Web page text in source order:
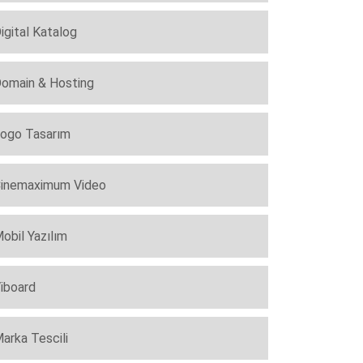
Katalog
& Hosting
Tasarım
Video
Yazılım
Tescili